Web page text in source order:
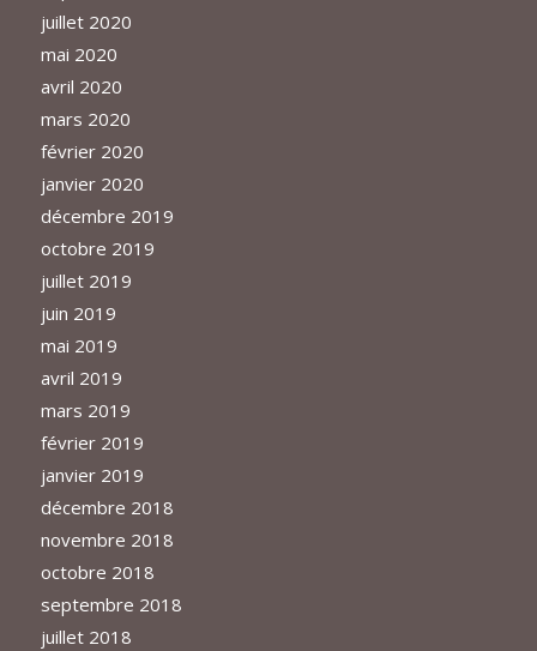
juillet 2020
mai 2020
avril 2020
mars 2020
février 2020
janvier 2020
décembre 2019
octobre 2019
juillet 2019
juin 2019
mai 2019
avril 2019
mars 2019
février 2019
janvier 2019
décembre 2018
novembre 2018
octobre 2018
septembre 2018
juillet 2018